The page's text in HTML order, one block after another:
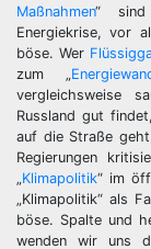
Maßnahmen“ sind
Energiekrise, vor
böse. Wer
zum „
vergleichsweise
Russland gut
auf die Straße
Regierungen
„Klimapolitik“ im
„Klimapolitik“ als
böse. Spalte und
wenden wir uns